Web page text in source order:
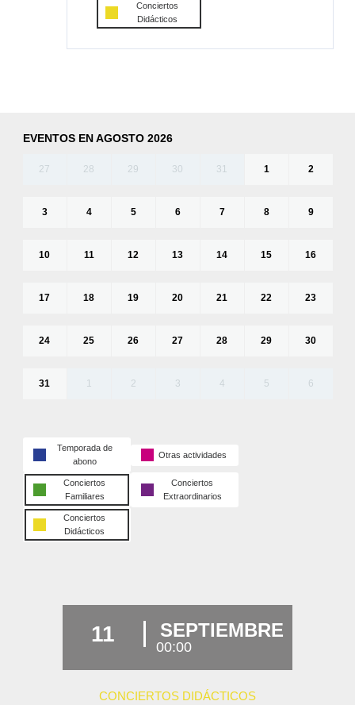
Conciertos
Didácticos
EVENTOS EN AGOSTO 2026
27 28 29 30 31 1 2
3 4 5 6 7 8 9
10 11 12 13 14 15 16
17 18 19 20 21 22 23
24 25 26 27 28 29 30
31 1 2 3 4 5 6
Temporada de
abono
Otras actividades
Conciertos
Familiares
Conciertos
Extraordinarios
Conciertos
Didácticos
11 SEPTIEMBRE
00:00
CONCIERTOS DIDÁCTICOS